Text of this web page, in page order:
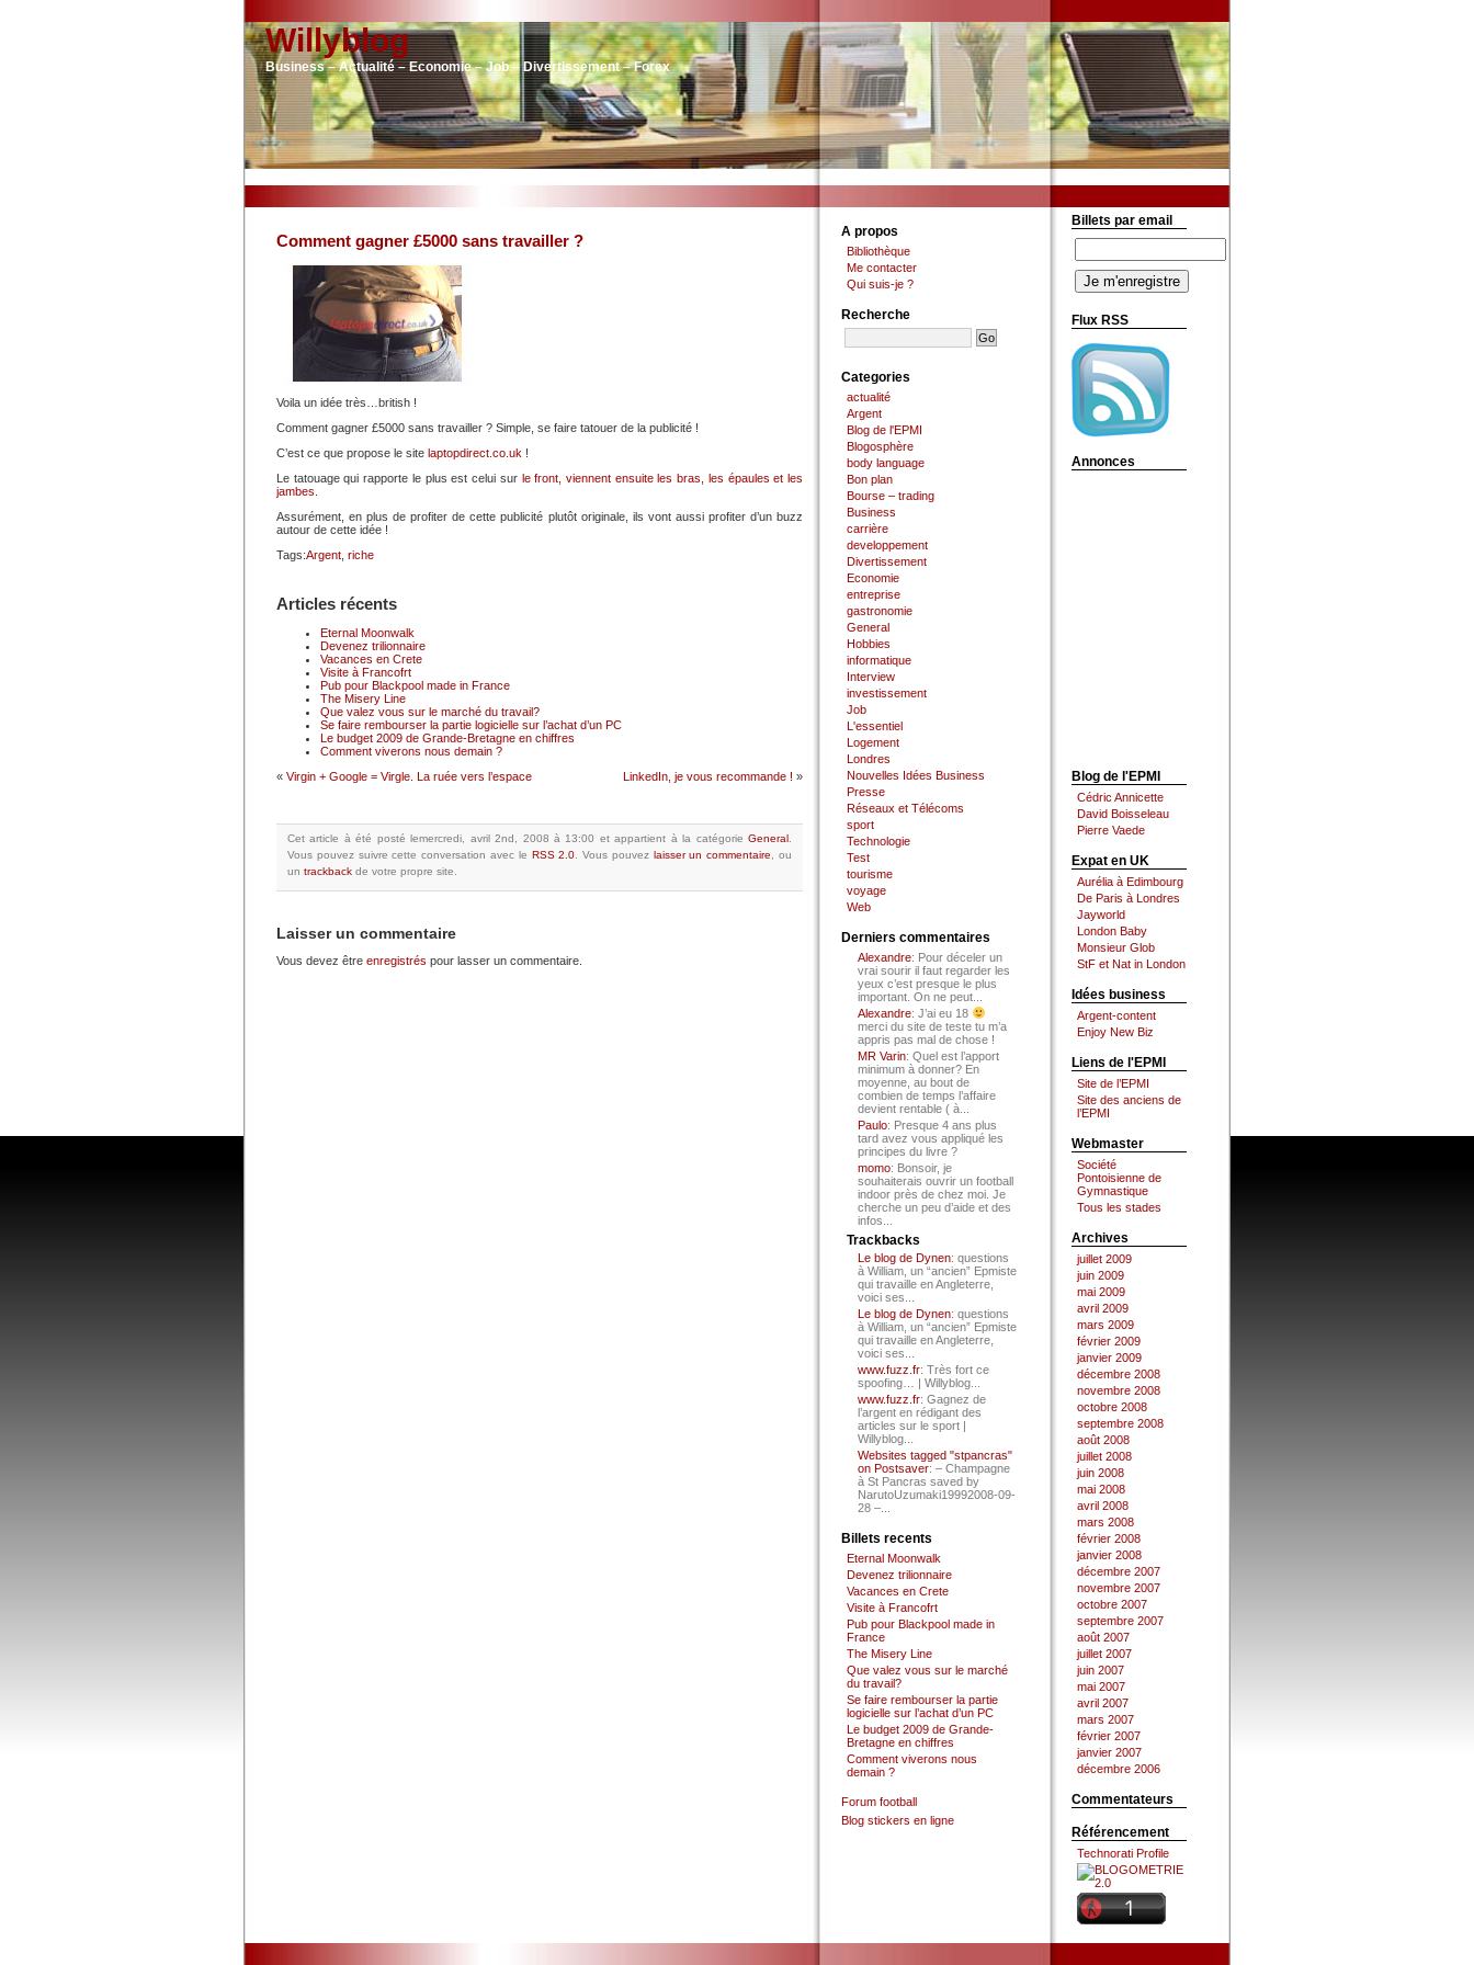
Willyblog
Business – Actualité – Economie – Job – Divertissement – Forex
Comment gagner £5000 sans travailler ?
Voila un idée très…british !
Comment gagner £5000 sans travailler ? Simple, se faire tatouer de la publicité !
C’est ce que propose le site laptopdirect.co.uk !
Le tatouage qui rapporte le plus est celui sur le front, viennent ensuite les bras, les épaules et les
jambes
Assurément, en plus de profiter de cette publicité plutôt originale, ils vont aussi profiter d’un buzz
autour de cette idée !
Tags:Argent riche
Articles récents
Eternal Moonwalk
Devenez trilionnaire
Vacances en Crete
Visite à Francofrt
Pub pour Blackpool made in France
The Misery Line
Que valez vous sur le marché du travail?
Se faire rembourser la partie logicielle sur l’achat d’un PC
Le budget 2009 de Grande-Bretagne en chiffres
Comment viverons nous demain ?
« Virgin + Google = Virgle. La ruée vers l’espace LinkedIn, je vous recommande ! »
Cet article à été posté lemercredi, avril 2nd, 2008 à 13:00 et appartient à la catégorie General
Vous pouvez suivre cette conversation avec le RSS 2.0 .Vous pouvez laisser un commentaire
, ou
un trackback de votre propre site.
Laisser un commentaire
Vous devez être enregistrés pour lasser un commentaire.
A propos
Bibliothèque
Me contacter
Qui suis-je ?
Recherche
Categories
actualité
Argent
Blog de l'EPMI
Blogosphère
body language
Bon plan
Bourse – trading
Business
carrière
developpement
Divertissement
Economie
entreprise
gastronomie
General
Hobbies
informatique
Interview
investissement
Job
L'essentiel
Logement
Londres
Nouvelles Idées Business
Presse
Réseaux et Télécoms
sport
Technologie
Test
tourisme
voyage
Web
Derniers commentaires
Alexandre: Pour déceler un
vrai sourir il faut regarder les
yeux c’est presque le plus
important. On ne peut...
Alexandre: J’ai eu 18
merci du site de teste tu m’a
appris pas mal de chose !
MR Varin: Quel est l’apport
minimum à donner? En
moyenne, au bout de
combien de temps l’affaire
devient rentable ( à...
Paulo: Presque 4 ans plus
tard avez vous appliqué les
principes du livre ?
momo: Bonsoir, je
souhaiterais ouvrir un football
indoor près de chez moi. Je
cherche un peu d’aide et des
infos...
Trackbacks
Le blog de Dynen: questions
à William, un “ancien” Epmiste
qui travaille en Angleterre,
voici ses...
Le blog de Dynen: questions
à William, un “ancien” Epmiste
qui travaille en Angleterre,
voici ses...
www.fuzz.fr: Très fort ce
spoofing… | Willyblog...
www.fuzz.fr: Gagnez de
l’argent en rédigant des
articles sur le sport |
Willyblog...
Websites tagged "stpancras"
on Postsaver: – Champagne
à St Pancras saved by
NarutoUzumaki19992008-09-
28 –...
Billets recents
Eternal Moonwalk
Devenez trilionnaire
Vacances en Crete
Visite à Francofrt
Pub pour Blackpool made in
France
The Misery Line
Que valez vous sur le marché
du travail?
Se faire rembourser la partie
logicielle sur l’achat d’un PC
Le budget 2009 de Grande-
Bretagne en chiffres
Comment viverons nous
demain ?
Forum football
Blog stickers en ligne
Billets par email
Flux RSS
Annonces
Blog de l'EPMI
Cédric Annicette
David Boisseleau
Pierre Vaede
Expat en UK
Aurélia à Edimbourg
De Paris à Londres
Jayworld
London Baby
Monsieur Glob
StF et Nat in London
Idées business
Argent-content
Enjoy New Biz
Liens de l'EPMI
Site de l’EPMI
Site des anciens de
l’EPMI
Webmaster
Société
Pontoisienne de
Gymnastique
Tous les stades
Archives
juillet 2009
juin 2009
mai 2009
avril 2009
mars 2009
février 2009
janvier 2009
décembre 2008
novembre 2008
octobre 2008
septembre 2008
août 2008
juillet 2008
juin 2008
mai 2008
avril 2008
mars 2008
février 2008
janvier 2008
décembre 2007
novembre 2007
octobre 2007
septembre 2007
août 2007
juillet 2007
juin 2007
mai 2007
avril 2007
mars 2007
février 2007
janvier 2007
décembre 2006
Commentateurs
Référencement
Technorati Profile